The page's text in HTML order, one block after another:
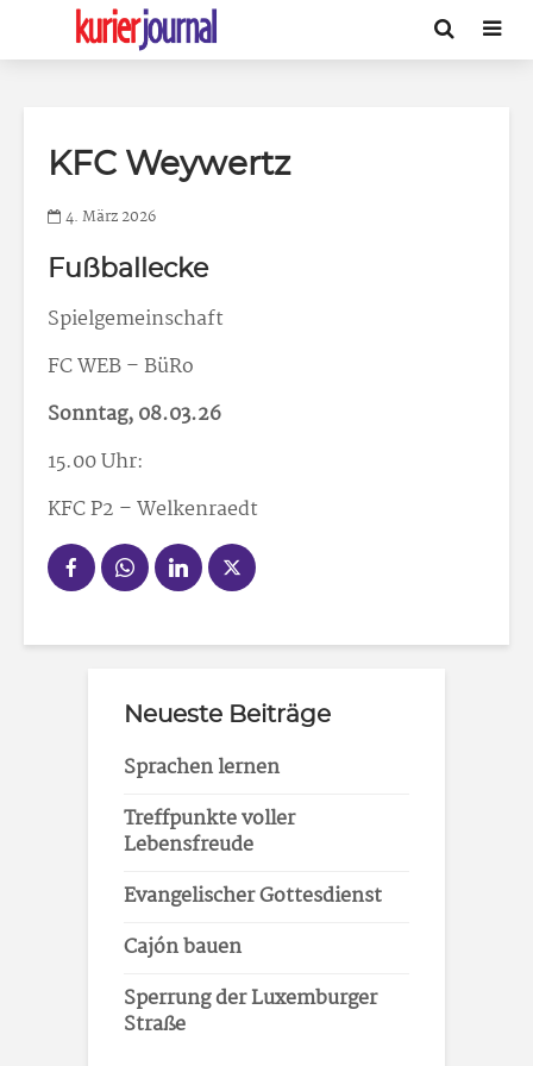
KFC Weywertz
4. März 2026
Fußballecke
Spielgemeinschaft
FC WEB – BüRo
Sonntag, 08.03.26
15.00 Uhr:
KFC P2 – Welkenraedt
Neueste Beiträge
Sprachen lernen
Treffpunkte voller
Lebensfreude
Evangelischer Gottesdienst
Cajón bauen
Sperrung der Luxemburger
Straße